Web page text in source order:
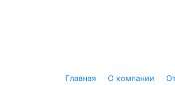
Главная О компании